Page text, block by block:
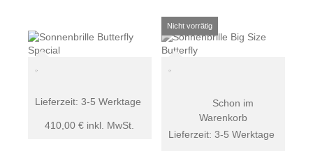
410,00 € inkl. MwSt.
Lieferzeit: 3-5 Werktage
Lieferzeit:3-5 Werktage
Schon im
Warenkorb